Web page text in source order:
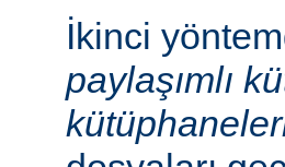
İkinci
paylaşımlı